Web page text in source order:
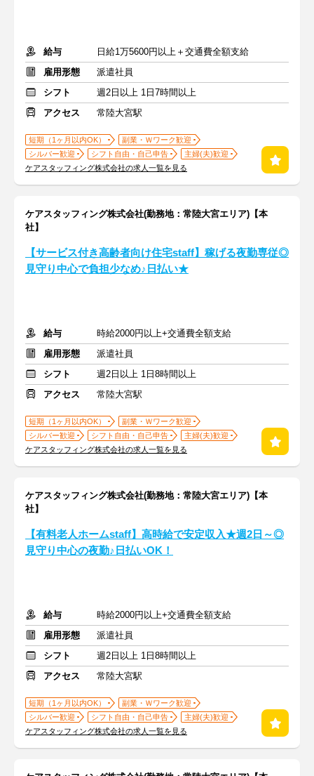
給与
日給1万5600円以上＋交通費全額支給
雇用形態
派遣社員
シフト
週2日以上 1日7時間以上
アクセス
常陸大宮駅
短期（1ヶ月以内OK）
副業・Ｗワーク歓迎
シルバー歓迎
シフト自由・自己申告
主婦(夫)歓迎
ケアスタッフィング株式会社の求人一覧を見る
ケアスタッフィング株式会社(勤務地：常陸大宮エリア)【本
社】
【サービス付き高齢者向け住宅staff】稼げる夜勤専従◎
見守り中心で負担少なめ♪日払い★
給与
時給2000円以上+交通費全額支給
雇用形態
派遣社員
シフト
週2日以上 1日8時間以上
アクセス
常陸大宮駅
短期（1ヶ月以内OK）
副業・Ｗワーク歓迎
シルバー歓迎
シフト自由・自己申告
主婦(夫)歓迎
ケアスタッフィング株式会社の求人一覧を見る
ケアスタッフィング株式会社(勤務地：常陸大宮エリア)【本
社】
【有料老人ホームstaff】高時給で安定収入★週2日～◎
見守り中心の夜勤♪日払いOK！
給与
時給2000円以上+交通費全額支給
雇用形態
派遣社員
シフト
週2日以上 1日8時間以上
アクセス
常陸大宮駅
短期（1ヶ月以内OK）
副業・Ｗワーク歓迎
シルバー歓迎
シフト自由・自己申告
主婦(夫)歓迎
ケアスタッフィング株式会社の求人一覧を見る